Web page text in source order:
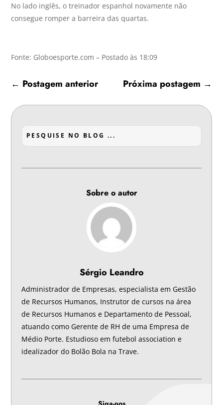
No lado inglês, o treinador espanhol novamente não
consegue romper a barreira das quartas.
Fonte: Globoesporte.com – Postado às 18:09
← Postagem anterior Próxima postagem →
Sobre o autor
Sérgio Leandro
Administrador de Empresas, especialista em Gestão
de Recursos Humanos, Instrutor de cursos na área
de Recursos Humanos e Departamento de Pessoal,
atuando como Gerente de RH de uma Empresa de
Médio Porte. Estudioso em futebol association e
idealizador do Bolão Bola na Trave.